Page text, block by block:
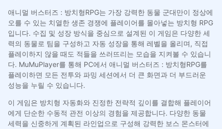
애니멀 버스터즈 : 방치형RPG는 가장 강력한 동물 군대만이 정상에
오를 수 있는 치열한 생존 경쟁에 플레이어를 몰아넣는 방치형 RPG
입니다. 수집 및 성장 방식을 중심으로 설계된 이 게임은 다양한 세
력의 동물로 팀을 구성하고 자동 성장을 통해 레벨을 올리며, 직접
플레이하지 않을 때도 적들을 쓰러뜨리는 모습을 지켜볼 수 있습니
다. MuMuPlayer를 통해 PC에서 애니멀 버스터즈 : 방치형RPG를
플레이하면 모든 전투와 파밍 세션에서 더 큰 화면과 더 부드러운
성능을 누릴 수 있습니다.
이 게임은 방치형 자동화와 진정한 전략적 깊이를 결합해 플레이어
에게 단순한 수동적 관전 이상의 경험을 제공합니다. 다양한 동물
세력을 신중하게 계획된 라인업으로 구성해 강력한 보스 몬스터에